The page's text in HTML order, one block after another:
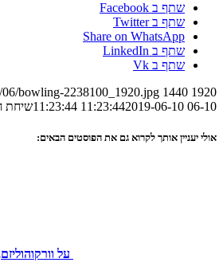
שתף ב Facebook
שתף ב Twitter
Share on WhatsApp
שתף ב LinkedIn
שתף ב Vk
bowling-2238100_1920.jpg 1440 1920
06-10 11:23:44
2019-06-10 11:23:44 שיחת
אולי יעניין אותך לקרוא גם את הפוסטים הבאים:
על